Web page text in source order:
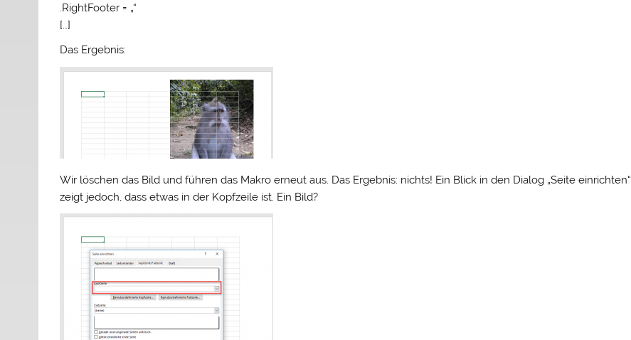
.RightFooter = „“
[…]
Das Ergebnis:
Wir löschen das Bild und führen das Makro erneut aus. Das Ergebnis: nichts! Ein Blick in den Dialog „Seite einrichten“
zeigt jedoch, dass etwas in der Kopfzeile ist. Ein Bild?